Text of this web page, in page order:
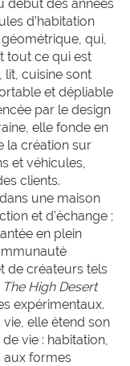
début des années
d’habitation
qui,
tout ce qui est
lit, cuisine sont
et dépliable
par le design
elle fonde en
la création sur
et véhicules,
clients.
une maison
et d’échange ;
en plein
de créateurs tels
The High Desert
expérimentaux.
vie, elle étend son
vie : habitation,
aux formes